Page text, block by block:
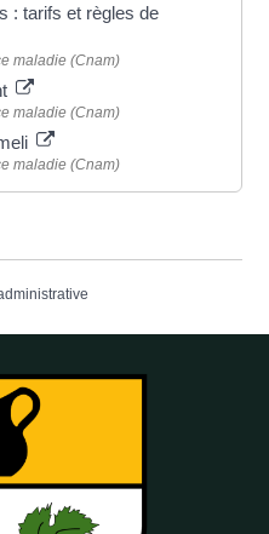
: tarifs et règles de
maladie (Cnam)
maladie (Cnam)
maladie (Cnam)